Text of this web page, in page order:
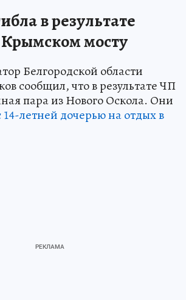
в результате
мосту
Белгородской области
сообщил, что в результате ЧП
пара из Нового Оскола. Они
14-летней дочерью на отдых в